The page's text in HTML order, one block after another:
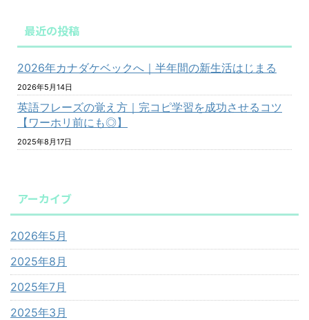
最近の投稿
2026年カナダケベックへ｜半年間の新生活はじまる
2026年5月14日
英語フレーズの覚え方｜完コピ学習を成功させるコツ
【ワーホリ前にも◎】
2025年8月17日
アーカイブ
2026年5月
2025年8月
2025年7月
2025年3月